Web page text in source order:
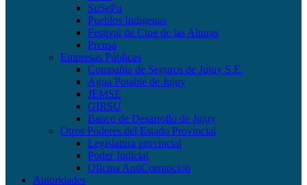
SuSePu
Pueblos Indigenas
Festival de Cine de las Alturas
Prensa
Empresas Públicas
Compañía de Seguros de Jujuy S.E.
Agua Potable de Jujuy
JEMSE
GIRSU
Banco de Desarrollo de Jujuy
Otros Poderes del Estado Provincial
Legislatura provincial
Poder Judicial
Oficina AntiCorrupcion
Autoridades